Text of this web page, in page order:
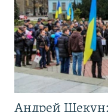
Андрей